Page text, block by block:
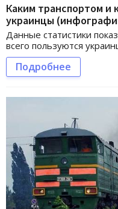
Каким транспортом и
украинцы
Данные статистики
всего пользуются
Подробнее